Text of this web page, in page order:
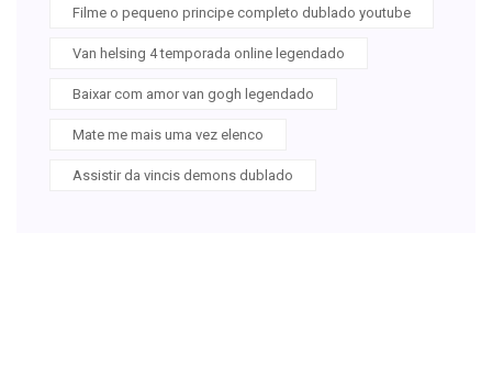
Filme o pequeno principe completo dublado youtube
Van helsing 4 temporada online legendado
Baixar com amor van gogh legendado
Mate me mais uma vez elenco
Assistir da vincis demons dublado